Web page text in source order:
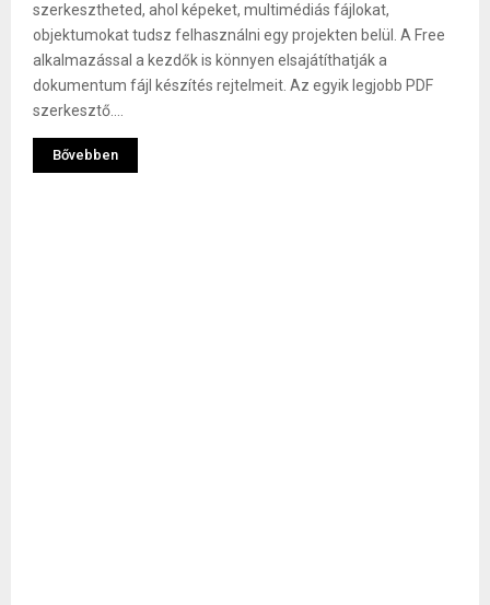
szerkesztheted, ahol képeket, multimédiás fájlokat,
objektumokat tudsz felhasználni egy projekten belül. A Free
alkalmazással a kezdők is könnyen elsajátíthatják a
dokumentum fájl készítés rejtelmeit. Az egyik legjobb PDF
szerkesztő....
Bővebben